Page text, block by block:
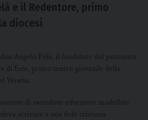
e il Redentore, primo
diocesi
Angelo Pelà, il fondatore del patronato
di Este, primo centro giovanile della
Veneto.
di sacerdote-educatore modellato
arrivare a una fede cristiana